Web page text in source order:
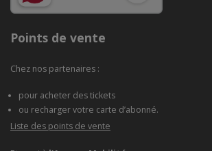
Points de vente
Chez nos partenaires :
pour acheter des tickets
ou recharger votre carte d’abonné.
Liste des points de vente